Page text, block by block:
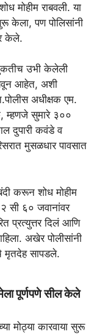
मोहीम राबवली. या
केला, पण पोलिसांनी
केले.
उभी केलेली
आहेत, अशी
अधीक्षक एम.
म्हणजे सुमारे ३००
दुपारी कवंडे व
मुसळधार पावसात
करून शोध मोहीम
सी ६० जवानांवर
प्रत्युत्तर दिलं आणि
अखेर पोलीसांनी
मृतदेह सापडले.
पूर्णपणे सील केले
मोठ्या कारवाया सुरू